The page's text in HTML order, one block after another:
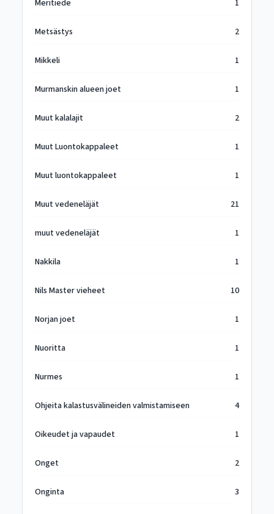
Meritiede 1
Metsästys 2
Mikkeli 1
Murmanskin alueen joet 1
Muut kalalajit 2
Muut Luontokappaleet 1
Muut luontokappaleet 1
Muut vedeneläjät 21
muut vedeneläjät 1
Nakkila 1
Nils Master vieheet 10
Norjan joet 1
Nuoritta 1
Nurmes 1
Ohjeita kalastusvälineiden valmistamiseen 4
Oikeudet ja vapaudet 1
Onget 2
Onginta 3